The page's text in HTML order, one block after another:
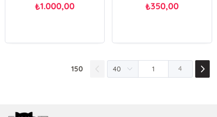
₺1.000,00 ₺350,00
150 4